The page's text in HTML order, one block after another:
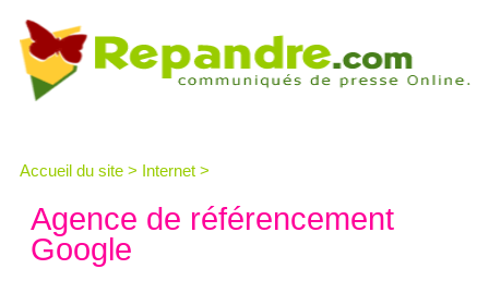
Accueil du site > Internet >
Agence de référencement
Google